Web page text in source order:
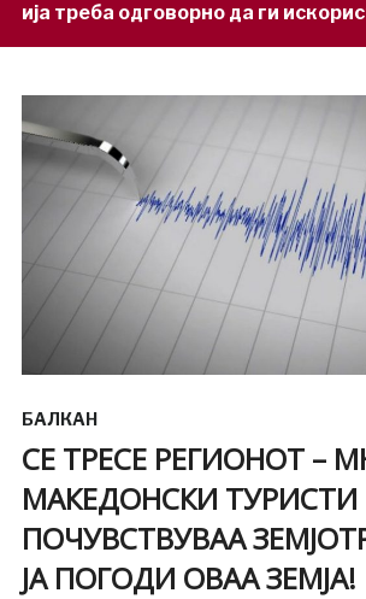
да ги искористи своите
БАЛКАН
СЕ ТРЕСЕ РЕГИОНОТ –
МАКЕДОНСКИ ТУРИСТИ
ПОЧУВСТВУВАА
ЈА ПОГОДИ ОВАА ЗЕМЈА!